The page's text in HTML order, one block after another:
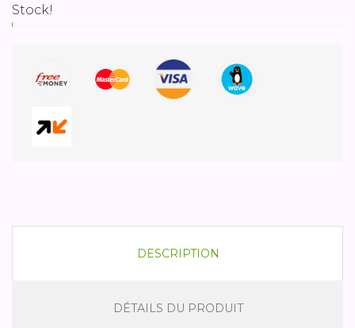
Stock!
DESCRIPTION
DÉTAILS DU PRODUIT